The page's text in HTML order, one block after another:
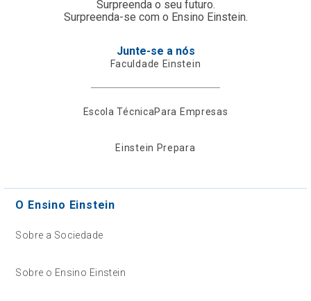
Surpreenda o seu futuro.
Surpreenda-se com o Ensino Einstein.
Junte-se a nós
Faculdade Einstein
Escola TécnicaPara Empresas
Einstein Prepara
O Ensino Einstein
Sobre a Sociedade
Sobre o Ensino Einstein